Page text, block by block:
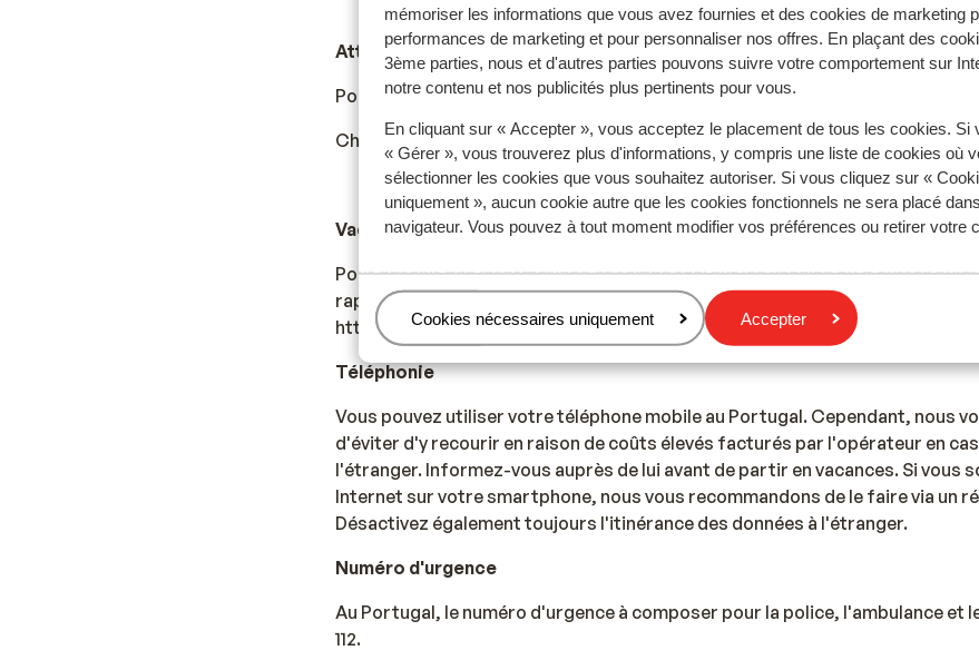
mémoriser les informations que vous avez fournies et des cookies de marketing
performances de marketing et pour personnaliser nos offres. En plaçant des
3ème parties, nous et d'autres parties pouvons suivre votre comportement sur
notre contenu et nos publicités plus pertinents pour vous.
En cliquant sur « Accepter », vous acceptez le placement de tous les cookies. Si
« Gérer », vous trouverez plus d'informations, y compris une liste de cookies où
sélectionner les cookies que vous souhaitez autoriser. Si vous cliquez sur «
uniquement », aucun cookie autre que les cookies fonctionnels ne sera placé
navigateur. Vous pouvez à tout moment modifier vos préférences ou retirer votre
Gérer
Cookies nécessaires uniquement Accepter
Attention !
Pour le Portugal :
Chaque réservation doit inclure au moins une personne de 18 ans ou plus par
Vaccins
Pour obtenir des informations en temps réel sur les vaccins ou d'autres
rapport avec les voyages, consultez le site Web de l'Institut de Médecine
https://www.itg.be
Téléphonie
Vous pouvez utiliser votre téléphone mobile au Portugal. Cependant, nous
d'éviter d'y recourir en raison de coûts élevés facturés par l'opérateur en
l'étranger. Informez-vous auprès de lui avant de partir en vacances. Si vous
Internet sur votre smartphone, nous vous recommandons de le faire via un
Désactivez également toujours l'itinérance des données à l'étranger.
Numéro d'urgence
Au Portugal, le numéro d'urgence à composer pour la police, l'ambulance et
112.